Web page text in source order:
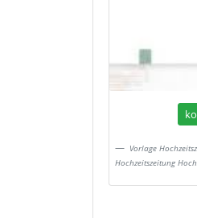
Vorlage
Hochzeitszeitung